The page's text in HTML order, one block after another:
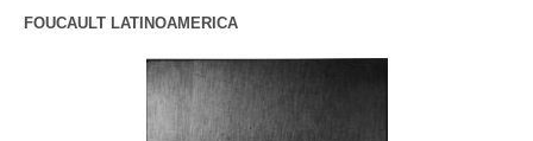
FOUCAULT LATINOAMERICA